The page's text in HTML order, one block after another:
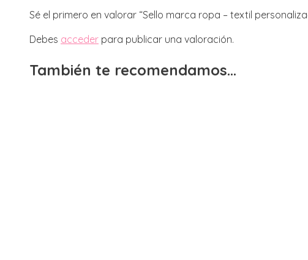
Sé el primero en valorar “Sello marca ropa – textil
Debes acceder para publicar una valoración.
También te recomendamos…